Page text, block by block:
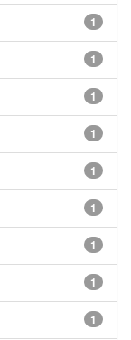
1
1
1
1
1
1
1
1
1